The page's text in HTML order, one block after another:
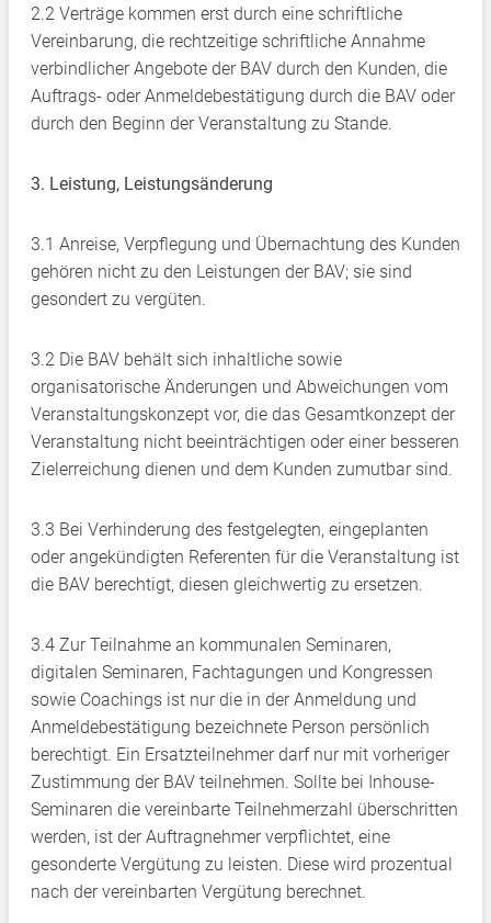
2.2 Verträge kommen erst durch eine schriftliche
Vereinbarung, die rechtzeitige schriftliche Annahme
verbindlicher Angebote der BAV durch den Kunden, die
Auftrags- oder Anmeldebestätigung durch die BAV oder
durch den Beginn der Veranstaltung zu Stande.
3. Leistung, Leistungsänderung
3.1 Anreise, Verpflegung und Übernachtung des Kunden
gehören nicht zu den Leistungen der BAV; sie sind
gesondert zu vergüten.
3.2 Die BAV behält sich inhaltliche sowie
organisatorische Änderungen und Abweichungen vom
Veranstaltungskonzept vor, die das Gesamtkonzept der
Veranstaltung nicht beeinträchtigen oder einer besseren
Zielerreichung dienen und dem Kunden zumutbar sind.
3.3 Bei Verhinderung des festgelegten, eingeplanten
oder angekündigten Referenten für die Veranstaltung ist
die BAV berechtigt, diesen gleichwertig zu ersetzen.
3.4 Zur Teilnahme an kommunalen Seminaren,
digitalen Seminaren, Fachtagungen und Kongressen
sowie Coachings ist nur die in der Anmeldung und
Anmeldebestätigung bezeichnete Person persönlich
berechtigt. Ein Ersatzteilnehmer darf nur mit vorheriger
Zustimmung der BAV teilnehmen. Sollte bei Inhouse-
Seminaren die vereinbarte Teilnehmerzahl überschritten
werden, ist der Auftragnehmer verpflichtet, eine
gesonderte Vergütung zu leisten. Diese wird prozentual
nach der vereinbarten Vergütung berechnet.